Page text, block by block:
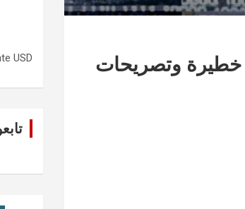
خطيرة وتصريحات
USD